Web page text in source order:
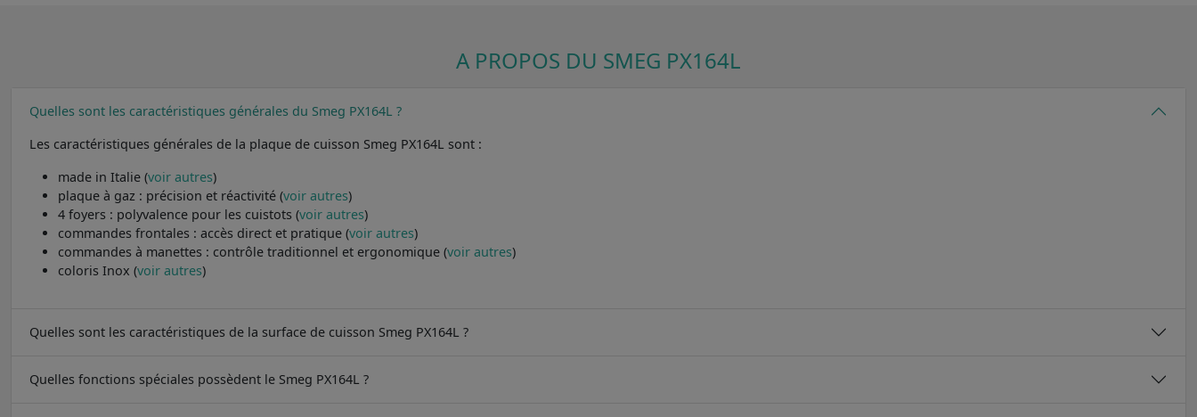
A PROPOS DU SMEG PX164L
Quelles sont les caractéristiques générales du Smeg PX164L ?
Les caractéristiques générales de la plaque de cuisson Smeg PX164L sont :
made in Italie (voir autres)
plaque à gaz : précision et réactivité (voir autres)
4 foyers : polyvalence pour les cuistots (voir autres)
commandes frontales : accès direct et pratique (voir autres)
commandes à manettes : contrôle traditionnel et ergonomique (voir autres)
coloris Inox (voir autres)
Quelles sont les caractéristiques de la surface de cuisson Smeg PX164L ?
Quelles fonctions spéciales possèdent le Smeg PX164L ?